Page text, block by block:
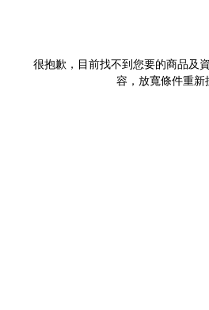
很抱歉，目前找不到您要的商品及
容，放寬條件重新